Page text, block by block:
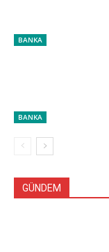
BANKA
BANKA
GÜNDEM